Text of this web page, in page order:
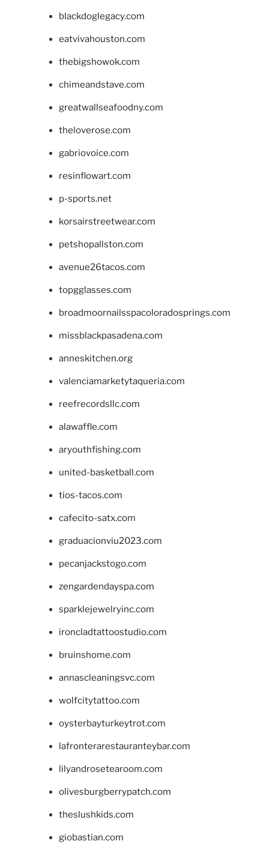
blackdoglegacy.com
eatvivahouston.com
thebigshowok.com
chimeandstave.com
greatwallseafoodny.com
theloverose.com
gabriovoice.com
resinflowart.com
p-sports.net
korsairstreetwear.com
petshopallston.com
avenue26tacos.com
topgglasses.com
broadmoornailsspacoloradosprings.com
missblackpasadena.com
anneskitchen.org
valenciamarketytaqueria.com
reefrecordsllc.com
alawaffle.com
aryouthfishing.com
united-basketball.com
tios-tacos.com
cafecito-satx.com
graduacionviu2023.com
pecanjackstogo.com
zengardendayspa.com
sparklejewelryinc.com
ironcladtattoostudio.com
bruinshome.com
annascleaningsvc.com
wolfcitytattoo.com
oysterbayturkeytrot.com
lafronterarestauranteybar.com
lilyandrosetearoom.com
olivesburgberrypatch.com
theslushkids.com
giobastian.com